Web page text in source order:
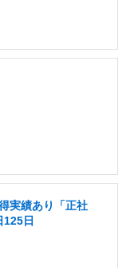
実績あり「正社
125日